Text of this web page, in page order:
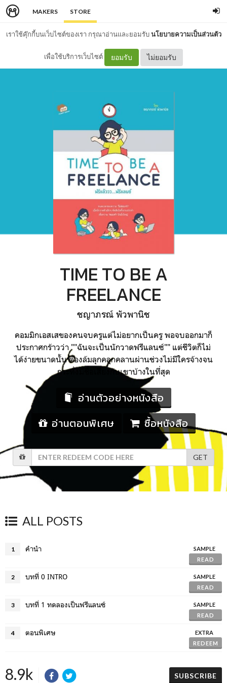
MAKERS STORE
เราใช้คุ๊กกี้บนเว็บไซต์ของเรา กรุณาอ่านและยอมรับนโยบายความเป็นส่วนตัว
เพื่อใช้บริการเว็บไซต์ ยอมรับ ไม่ยอมรับ
TIME TO BE A
FREELANCE
ชญาภรณ์ พัวพานิช
คอมมิกเอสเสของคนจบครูแต่ไม่อยากเป็นครู พอจบออกมาก็
ประกาศกร้าวว่า ""ฉันจะเป็นนักวาดฟรีแลนซ์"" แต่ชีวิตก็ไม่
ได้ง่ายขนาดนั้น ต้องล้มลุกคลุกคลานผ่านช่วงไม่มีใครจ้างจน
กระทั่งมีชื่อเสียงกับเขาบ้างในที่สุด
อ่านตัวอย่างหนังสือ
อ่านตอนพิเศษ
ซื้อหนังสือ
GET
ALL POSTS
1 คำนำ
SAMPLE
READ
2 บทที่ 0 INTRO
SAMPLE
READ
3 บทที่ 1 ทดลองเป็นฟรีแลนซ์
SAMPLE
READ
4 ตอนพิเศษ
EXTRA
REDEEM
8.9k SUBSCRIBE